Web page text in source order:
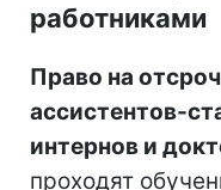
работниками
Право на
ассистентов-
интернов и
проходят